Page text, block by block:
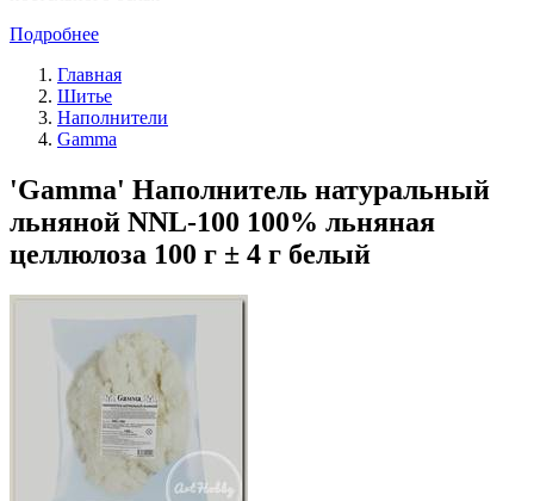
Подробнее
Главная
Шитье
Наполнители
Gamma
'Gamma' Наполнитель натуральный
льняной NNL-100 100% льняная
целлюлоза 100 г ± 4 г белый